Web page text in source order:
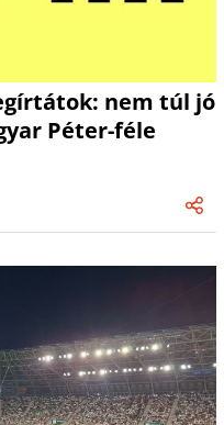
nem túl jó
Péter-féle